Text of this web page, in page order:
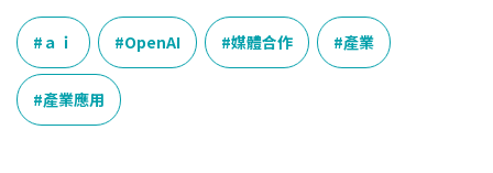
c
e
b
o
o
e
r
e
a
k
p
y
L
ａｉ OpenAI 媒體合作 產業
產業應用